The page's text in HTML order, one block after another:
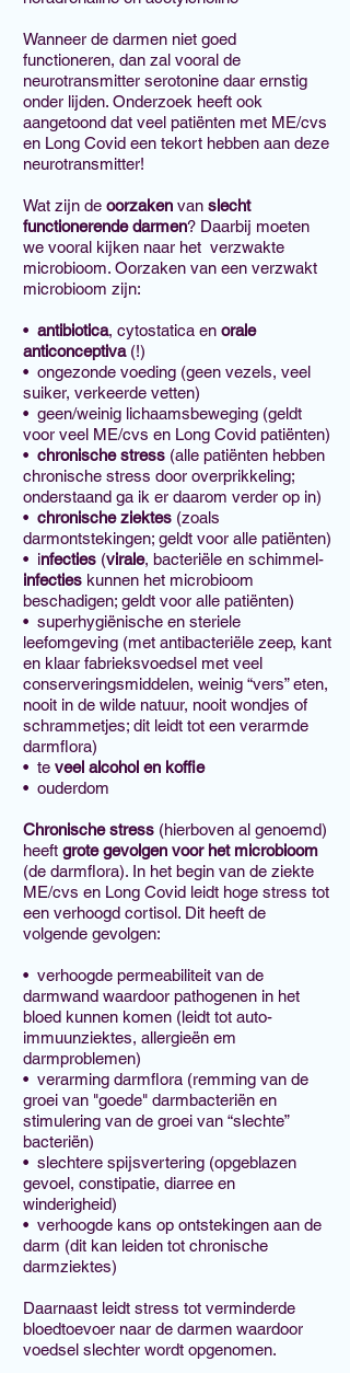
Wanneer de darmen niet goed
functioneren, dan zal vooral de
neurotransmitter serotonine daar ernstig
onder lijden. Onderzoek heeft ook
aangetoond dat veel patiënten met ME/cvs
en Long Covid een tekort hebben aan deze
neurotransmitter!
Wat zijn de oorzaken van slecht
functionerende darmen? Daarbij moeten
we vooral kijken naar het verzwakte
microbioom. Oorzaken van een verzwakt
microbioom zijn:
• antibiotica, cytostatica en orale
anticonceptiva(!)
• ongezonde voeding (geen vezels, veel
suiker, verkeerde vetten)
• geen/weinig lichaamsbeweging (geldt
voor veel ME/cvs en Long Covid patiënten)
• chronische stress (alle patiënten hebben
chronische stress door overprikkeling;
onderstaand ga ik er daarom verder op in)
• chronische ziektes (zoals
darmontstekingen; geldt voor alle patiënten)
• infecties (virale, bacteriële en schimmel-
infecties kunnen het microbioom
beschadigen; geldt voor alle patiënten)
• superhygiënische en steriele
leefomgeving (met antibacteriële zeep, kant
en klaar fabrieksvoedsel met veel
conserveringsmiddelen, weinig “vers” eten,
nooit in de wilde natuur, nooit wondjes of
schrammetjes; dit leidt tot een verarmde
darmflora)
• te veel alcohol en koffie
• ouderdom
Chronische stress (hierboven al genoemd)
heeft grote gevolgen voor het microbioom
(de darmflora). In het begin van de ziekte
ME/cvs en Long Covid leidt hoge stress tot
een verhoogd cortisol. Dit heeft de
volgende gevolgen:
• verhoogde permeabiliteit van de
darmwand waardoor pathogenen in het
bloed kunnen komen (leidt tot auto-
immuunziektes, allergieën em
darmproblemen)
• verarming darmflora (remming van de
groei van "goede" darmbacteriën en
stimulering van de groei van “slechte”
bacteriën)
• slechtere spijsvertering (opgeblazen
gevoel, constipatie, diarree en
winderigheid)
• verhoogde kans op ontstekingen aan de
darm (dit kan leiden tot chronische
darmziektes)
Daarnaast leidt stress tot verminderde
bloedtoevoer naar de darmen waardoor
voedsel slechter wordt opgenomen.